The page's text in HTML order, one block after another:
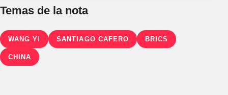
Temas de la nota
WANG YI SANTIAGO CAFERO BRICS
CHINA